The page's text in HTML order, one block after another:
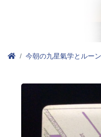
今朝の九星氣学とルー